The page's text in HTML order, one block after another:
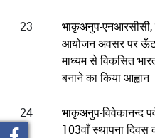
23
भाकृअनुप-एनआरसीसी,
आयोजन अवसर पर ऊँट
माध्यम से विकसित
बनाने का किया आह्वान
24
भाकृअनुप-विवेकानन्द
103वाँ स्थापना